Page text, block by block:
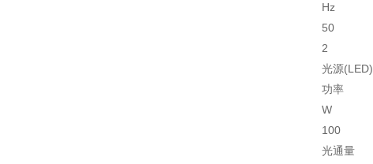
Hz
50
2
光源(LED)
功率
W
100
光通量